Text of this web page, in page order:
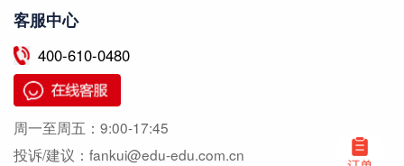
客服中心
400-610-0480
周一至周五： 9:00-17:45
投诉/建议： fankui@edu-edu.com.cn